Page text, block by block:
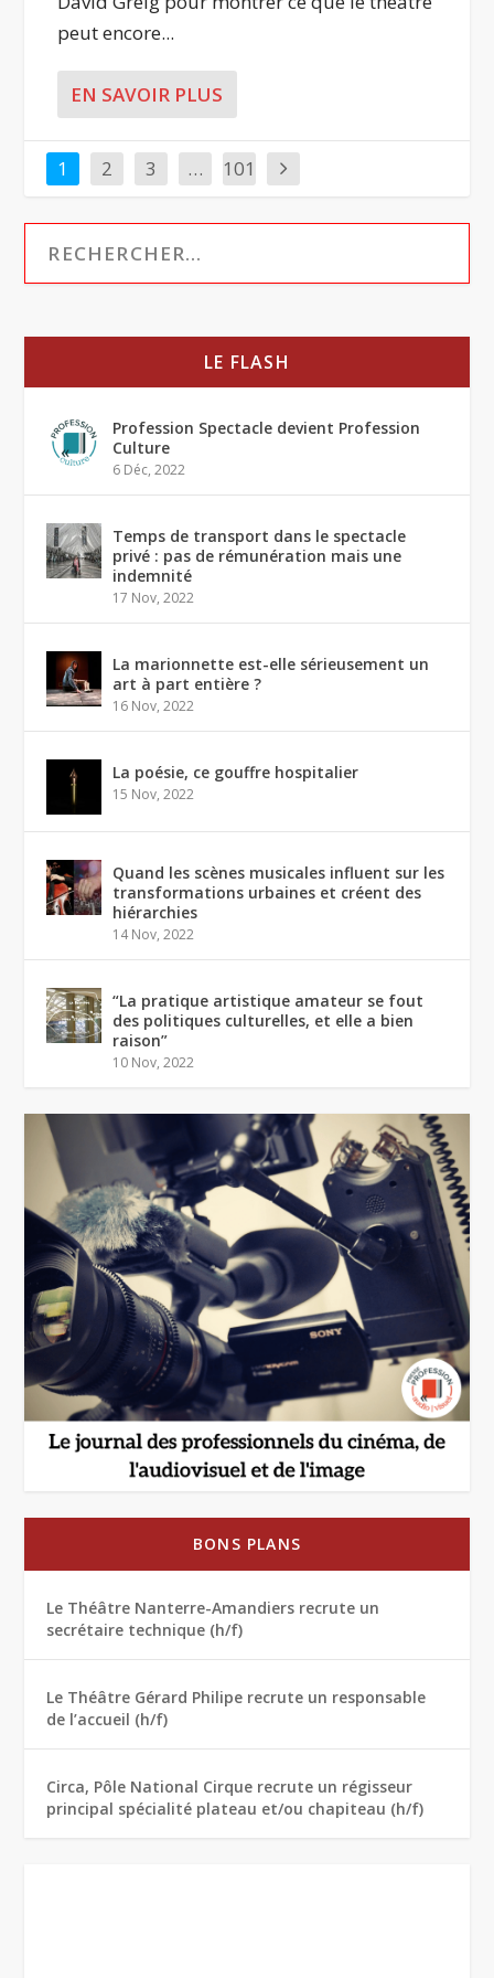
peut encore...
EN SAVOIR PLUS
1 2 3 … 101
LE FLASH
Profession Spectacle devient Profession
Culture
6 Déc, 2022
Temps de transport dans le spectacle
privé : pas de rémunération mais une
indemnité
17 Nov, 2022
La marionnette est-elle sérieusement un
art à part entière ?
16 Nov, 2022
La poésie, ce gouffre hospitalier
15 Nov, 2022
Quand les scènes musicales influent sur les
transformations urbaines et créent des
hiérarchies
14 Nov, 2022
“La pratique artistique amateur se fout
des politiques culturelles, et elle a bien
raison”
10 Nov, 2022
BONS PLANS
Le Théâtre Nanterre-Amandiers recrute un
secrétaire technique (h/f)
Le Théâtre Gérard Philipe recrute un responsable
de l’accueil (h/f)
Circa, Pôle National Cirque recrute un régisseur
principal spécialité plateau et/ou chapiteau (h/f)